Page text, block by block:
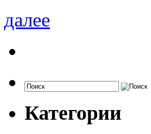
далее
Категории